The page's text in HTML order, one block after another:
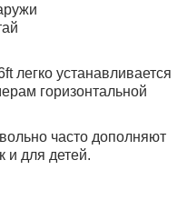
легко устанавливается
горизонтальной
часто дополняют
и для детей.